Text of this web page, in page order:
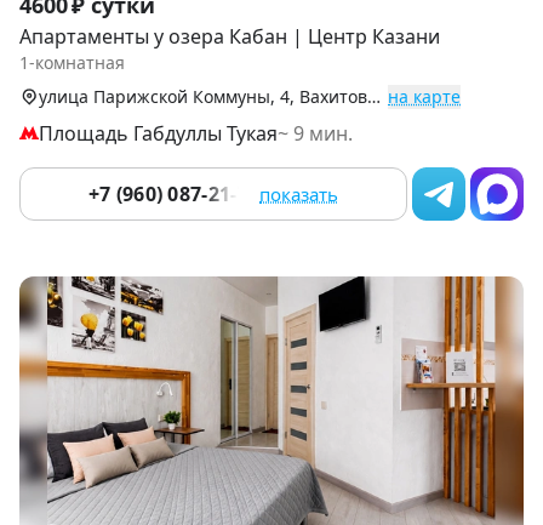
1
of
9
Апартаменты у озера Кабан | Центр Казани
1-комнатная
улица Парижской Коммуны, 4, Вахитовский р-н (Центр) на карте
Площадь Габдуллы Тукая~ 9 мин.
+7 (960) 087-21-78 показать